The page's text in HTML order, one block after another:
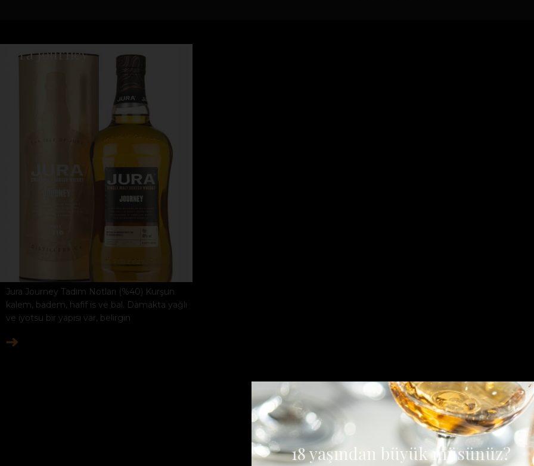
Jura Journey
Jura Journey Tadım Notları (%40) Kurşun
kalem, badem, hafif is ve bal. Damakta yağlı
ve iyotsu bir yapısı var, belirgin
18 yaşından büyük müsünüz?